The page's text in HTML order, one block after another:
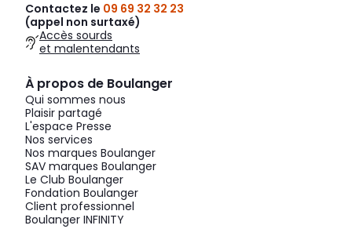
Contactez le 09 69 32 32 23
(appel non surtaxé)
Accès sourds
et malentendants
À propos de Boulanger
Qui sommes nous
Plaisir partagé
L'espace Presse
Nos services
Nos marques Boulanger
SAV marques Boulanger
Le Club Boulanger
Fondation Boulanger
Client professionnel
Boulanger INFINITY